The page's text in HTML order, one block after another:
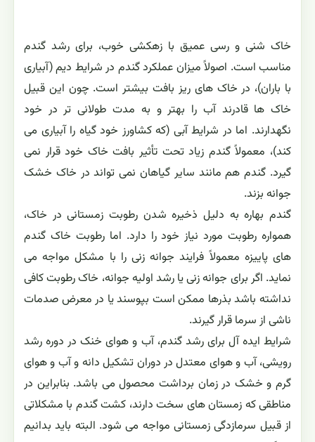
خاک شنی و رسی عمیق با زهکشی خوب، برای رشد گندم
مناسب است. اصولاً میزان عملکرد گندم در شرایط دیم (آبیاری
با باران)، در خاک های ریز بافت بیشتر است. چون این قبیل
خاک ها قادرند آب را بهتر و به مدت طولانی تر در خود
نگهدارند. اما در شرایط آبی (که کشاورز خود گیاه را آبیاری می
کند)، معمولاً گندم زیاد تحت تأثیر بافت خاک خود قرار نمی
گیرد. گندم هم مانند سایر گیاهان نمی تواند در خاک خشک
جوانه بزند.
گندم بهاره به دلیل ذخیره شدن رطوبت زمستانی در خاک،
همواره رطوبت مورد نیاز خود را دارد. اما رطوبت خاک گندم
های پاییزه معمولاً فرایند جوانه زنی را با مشکل مواجه می
نماید. اگر برای جوانه زنی یا رشد اولیه جوانه، خاک رطوبت کافی
نداشته باشد بذرها ممکن است بپوسند یا در معرض صدمات
ناشی از سرما قرار گیرند.
شرایط ایده آل برای رشد گندم، آب و هوای خنک در دوره رشد
رویشی، آب و هوای معتدل در دوران تشکیل دانه و آب و هوای
گرم و خشک در زمان برداشت محصول می باشد. بنابراین در
مناطقی که زمستان های سخت دارند، کشت گندم با مشکلاتی
از قبیل سرمازدگی زمستانی مواجه می شود. البته باید بدانیم